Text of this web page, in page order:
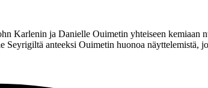
Karlenin ja Danielle Ouimetin yhteiseen kemiaan
anteeksi Ouimetin huonoa näyttelemistä,